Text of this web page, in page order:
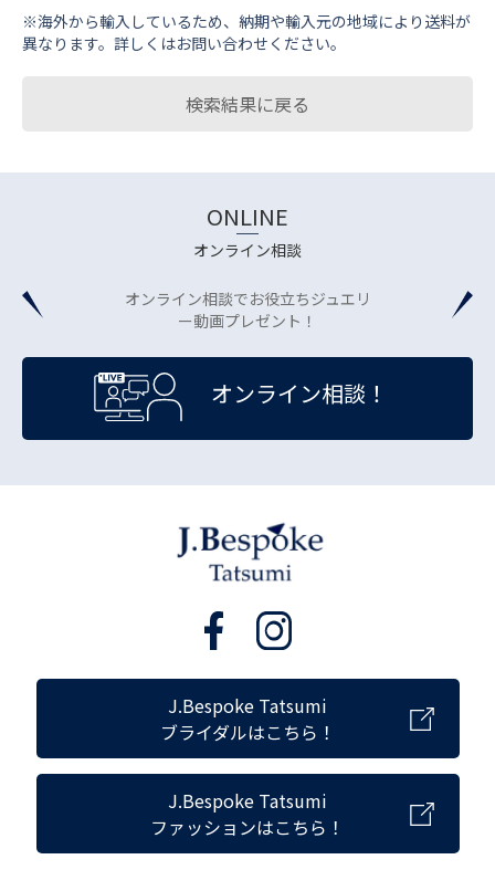
※海外から輸⼊しているため、納期や輸⼊元の地域により送料が
異なります。詳しくはお問い合わせください。
検索結果に戻る
ONLINE
オンライン相談
オンライン相談でお役立ちジュエリ
ー動画プレゼント！
オンライン相談！
J.Bespoke Tatsumi
ブライダルはこちら！
J.Bespoke Tatsumi
ファッションはこちら！